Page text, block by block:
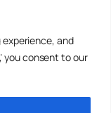
and
you consent to our